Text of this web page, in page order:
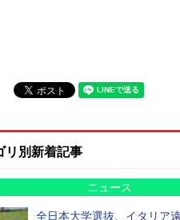
リ別新着記事
ニュース
全日本大学選抜、イタリア